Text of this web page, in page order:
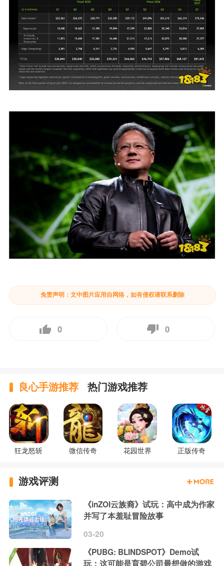
免责声明：文中图片应用自网络，如有侵权请联系删除
0 0
良心手游推荐 热门游戏推荐
狂龙怒斩 微信传奇 花园世界 正版传奇
游戏评测
《inZOI云族裔》试玩：高中成为作家
并写了本羞耻冒险故事
03-20
《PUBG: BLINDSPOT》Demo试
玩：这可能是育碧公司最想做的游戏